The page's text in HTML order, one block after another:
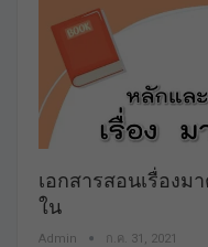
เอกสารสอนเรื่อง
ใน
Admin ก.ค. 31, 2021